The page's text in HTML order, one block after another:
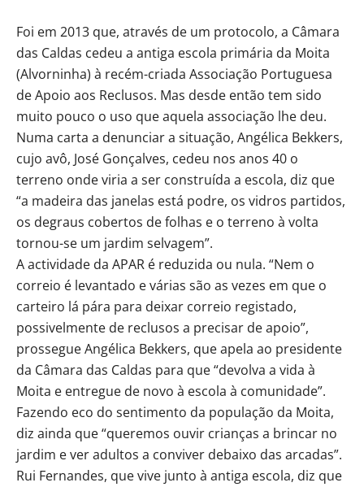
Foi em 2013 que, através de um protocolo, a Câmara
das Caldas cedeu a antiga escola primária da Moita
(Alvorninha) à recém-criada Associação Portuguesa
de Apoio aos Reclusos. Mas desde então tem sido
muito pouco o uso que aquela associação lhe deu.
Numa carta a denunciar a situação, Angélica Bekkers,
cujo avô, José Gonçalves, cedeu nos anos 40 o
terreno onde viria a ser construída a escola, diz que
“a madeira das janelas está podre, os vidros partidos,
os degraus cobertos de folhas e o terreno à volta
tornou-se um jardim selvagem”.
A actividade da APAR é reduzida ou nula. “Nem o
correio é levantado e várias são as vezes em que o
carteiro lá pára para deixar correio registado,
possivelmente de reclusos a precisar de apoio”,
prossegue Angélica Bekkers, que apela ao presidente
da Câmara das Caldas para que “devolva a vida à
Moita e entregue de novo à escola à comunidade”.
Fazendo eco do sentimento da população da Moita,
diz ainda que “queremos ouvir crianças a brincar no
jardim e ver adultos a conviver debaixo das arcadas”.
Rui Fernandes, que vive junto à antiga escola, diz que